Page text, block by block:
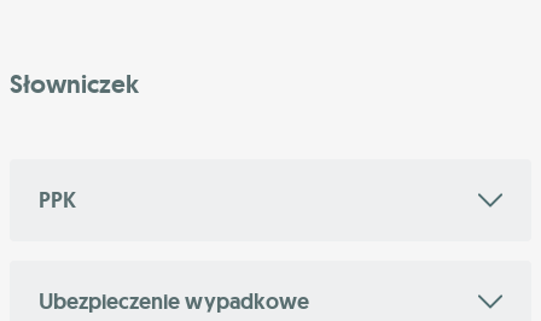
Słowniczek
PPK
Ubezpieczenie wypadkowe